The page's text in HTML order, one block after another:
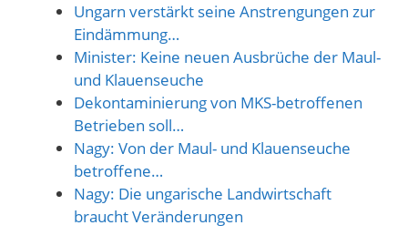
Ungarn verstärkt seine Anstrengungen zur
Eindämmung…
Minister: Keine neuen Ausbrüche der Maul-
und Klauenseuche
Dekontaminierung von MKS-betroffenen
Betrieben soll…
Nagy: Von der Maul- und Klauenseuche
betroffene…
Nagy: Die ungarische Landwirtschaft
braucht Veränderungen